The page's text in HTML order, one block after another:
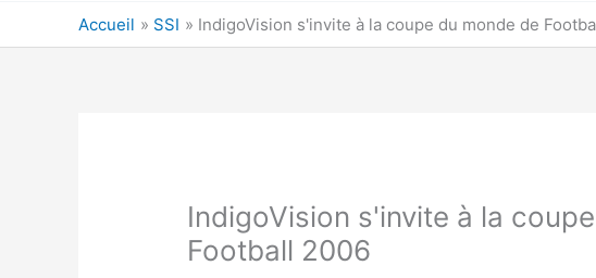
Accueil SSI IndigoVision s'invite à la coupe du monde de
IndigoVision s'invite à la
Football 2006